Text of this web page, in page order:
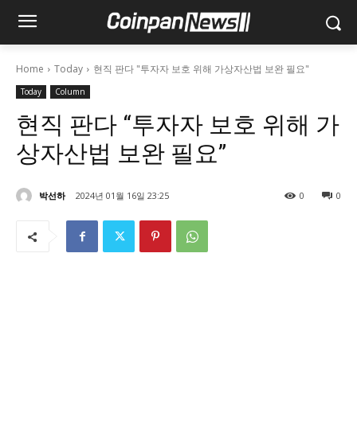
Home Today 현직 판다 "투자자 보호 위해 가상자산법 보완 필요"
Today Column
현직 판다 “투자자 보호 위해 가
상자산법 보완 필요”
박선하 2024년 01월 16일 23:25 0
0